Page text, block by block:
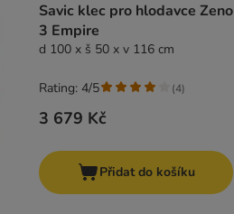
Savic klec pro hlodavce Zeno
3 Empire
d 100 x š 50 x v 116 cm
3 679 Kč
Rating: 4/5 (4)
Přidat do košíku